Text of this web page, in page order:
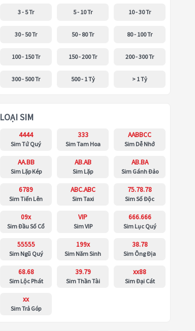
3 - 5 Tr 5 - 10 Tr 10 - 30 Tr
30 - 50 Tr 50 - 80 Tr 80 - 100 Tr
100 - 150 Tr 150 - 200 Tr 200 - 300 Tr
300 - 500 Tr 500 - 1 Tỷ > 1 Tỷ
LOẠI SIM
4444
Sim Tứ Quý
333
Sim Tam Hoa
AABBCC
Sim Dễ Nhớ
AA.BB
Sim Lặp Kép
AB.AB
Sim Lặp
AB.BA
Sim Gánh Đảo
6789
Sim Tiến Lên
ABC.ABC
Sim Taxi
75.78.78
Sim Số Độc
09x
Sim Đầu Số Cổ
VIP
Sim VIP
666.666
Sim Lục Quý
55555
Sim Ngũ Quý
199x
Sim Năm Sinh
38.78
Sim Ông Địa
68.68
Sim Lộc Phát
39.79
Sim Thần Tài
xx88
Sim Đại Cát
xx
Sim Trả Góp